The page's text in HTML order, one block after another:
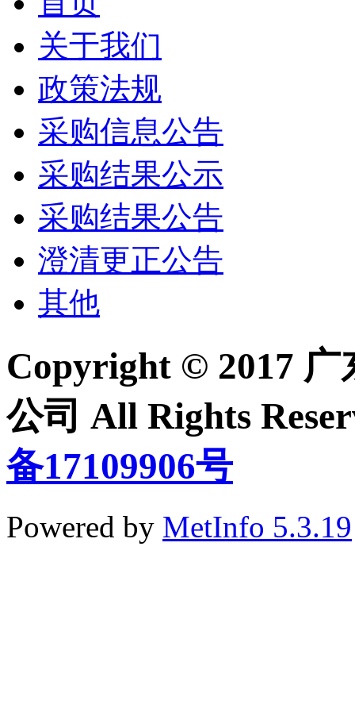
关于我们
政策法规
采购信息公告
采购结果公示
采购结果公告
澄清更正公告
其他
Copyright © 2017
公司 All Rights
备17109906号
Powered by MetInfo 5.3.19